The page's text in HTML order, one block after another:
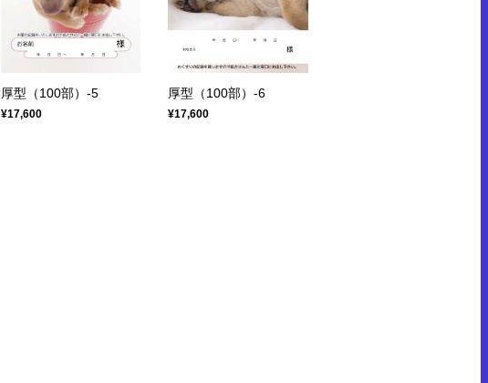
厚型（100部）-5
¥17,600
厚型（100部）-6
¥17,600